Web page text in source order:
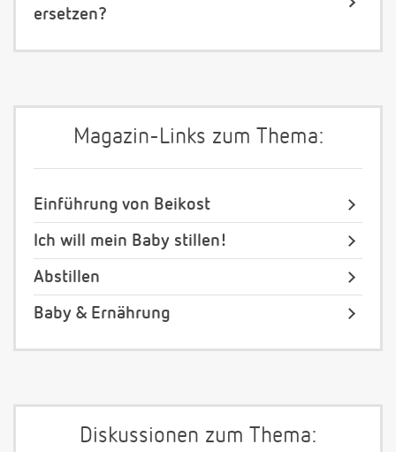
ersetzen?
Magazin-Links zum Thema:
Einführung von Beikost
Ich will mein Baby stillen!
Abstillen
Baby & Ernährung
Diskussionen zum Thema: